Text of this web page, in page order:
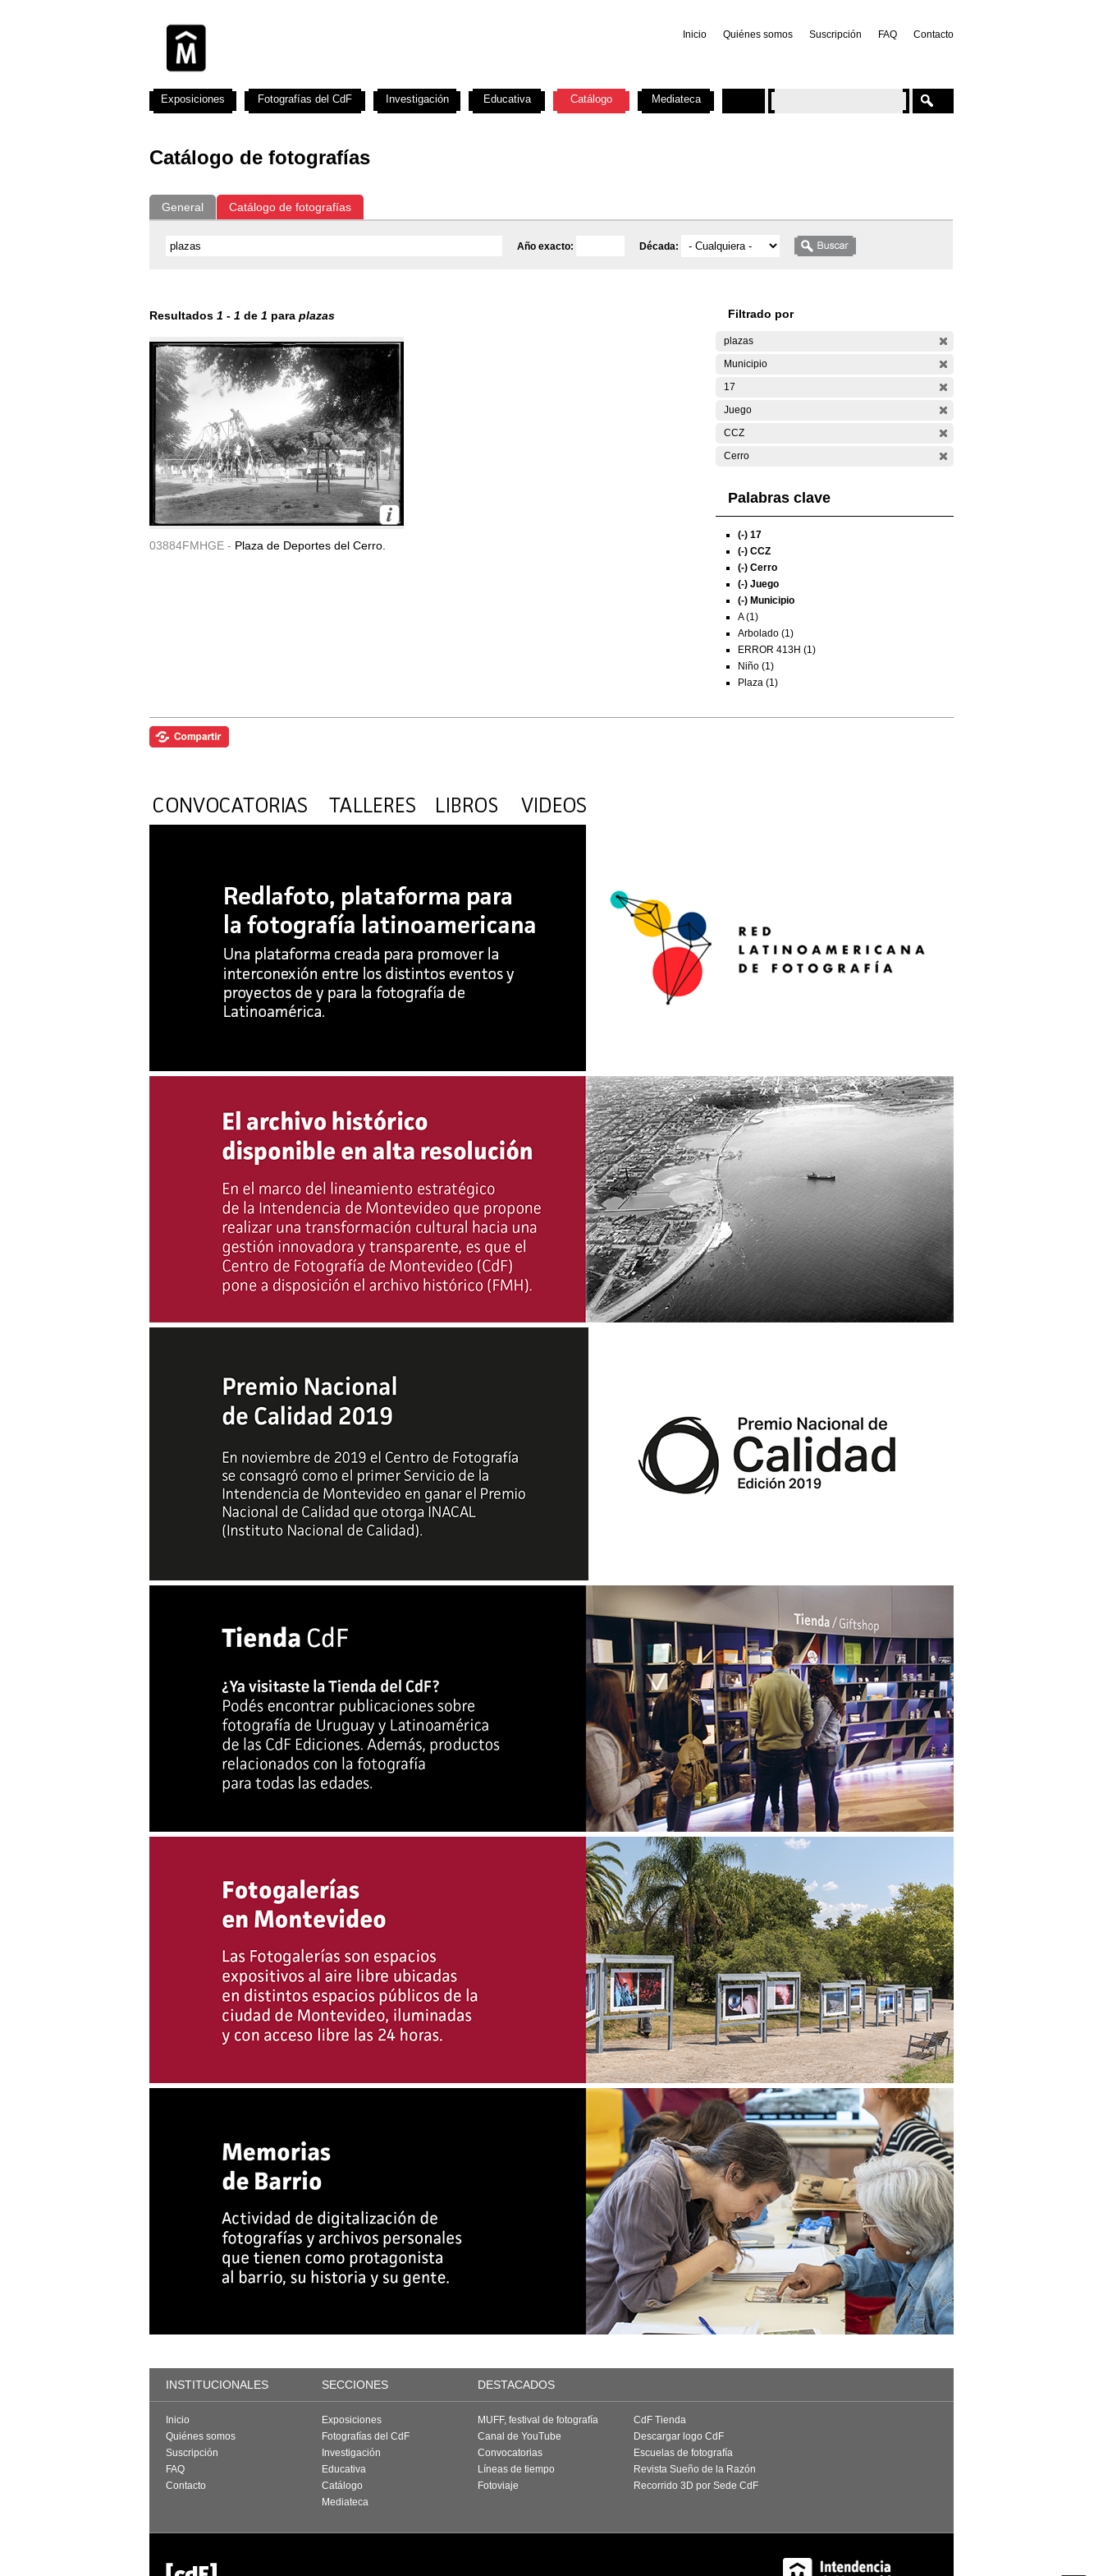
Inicio Quiénes somos Suscripción FAQ Contacto
Catálogo de fotografías
General Catálogo de fotografías
Año exacto: Década:
Resultados 1 - 1 de 1 para plazas
03884FMHGE - Plaza de Deportes del Cerro.
Filtrado por
plazas
Municipio
17
Juego
CCZ
Cerro
Palabras clave
(-) 17
(-) CCZ
(-) Cerro
(-) Juego
(-) Municipio
A (1)
Arbolado (1)
ERROR 413H (1)
Niño (1)
Plaza (1)
Exposiciones Fotografías del CdF Investigación Educativa Catálogo Mediateca
INSTITUCIONALES SECCIONES DESTACADOS
Inicio
Quiénes somos
Suscripción
FAQ
Contacto
Exposiciones
Fotografías del CdF
Investigación
Educativa
Catálogo
Mediateca
MUFF, festival de fotografía
Canal de YouTube
Convocatorias
Líneas de tiempo
Fotoviaje
CdF Tienda
Descargar logo CdF
Escuelas de fotografía
Revista Sueño de la Razón
Recorrido 3D por Sede CdF